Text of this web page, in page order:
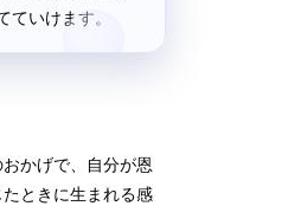
ていけます。
かげで、自分が恩
ときに生まれる感